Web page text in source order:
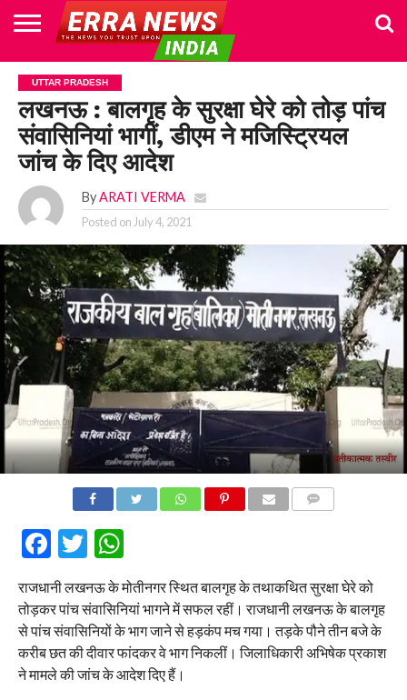
HOME
POLITICS
NEWS
BUSINESS
CULTURE
NATIONAL
SPORTS
LIFESTYLE
TRAVEL
OPINION
BREAKING
NEWS
ENTERTAINMENT
WORLD
CRIME
JOIN
US
UTTAR PRADESH
लखनऊ : बालगृह के सुरक्षा घेरे को तोड़ पांच
संवासिनियां भागीं, डीएम ने मजिस्ट्रियल
जांच के दिए आदेश
By ARATI VERMA
Posted on July 4, 2021
Facebook
Twitter
WhatsApp
राजधानी लखनऊ के मोतीनगर स्थित बालगृह के तथाकथित सुरक्षा घेरे को
तोड़कर पांच संवासिनियां भागने में सफल रहीं। राजधानी लखनऊ के बालगृह
से पांच संवासिनियों के भाग जाने से हड़कंप मच गया। तड़के पौने तीन बजे के
करीब छत की दीवार फांदकर वे भाग निकलीं। जिलाधिकारी अभिषेक प्रकाश
ने मामले की जांच के आदेश दिए हैं।